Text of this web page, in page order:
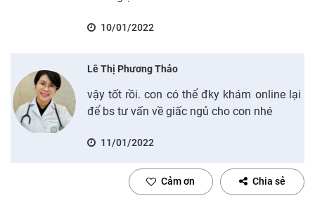
10/01/2022
Lê Thị Phương Thảo
vậy tốt rồi. con có thể đky khám online lại
để bs tư vấn về giấc ngủ cho con nhé
11/01/2022
Cảm ơn Chia sẻ